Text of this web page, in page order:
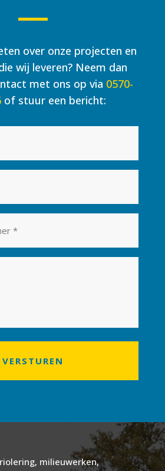
over onze projecten en
wij leveren? Neem dan
met ons op via 0570-
of stuur een bericht:
milieuwerken,